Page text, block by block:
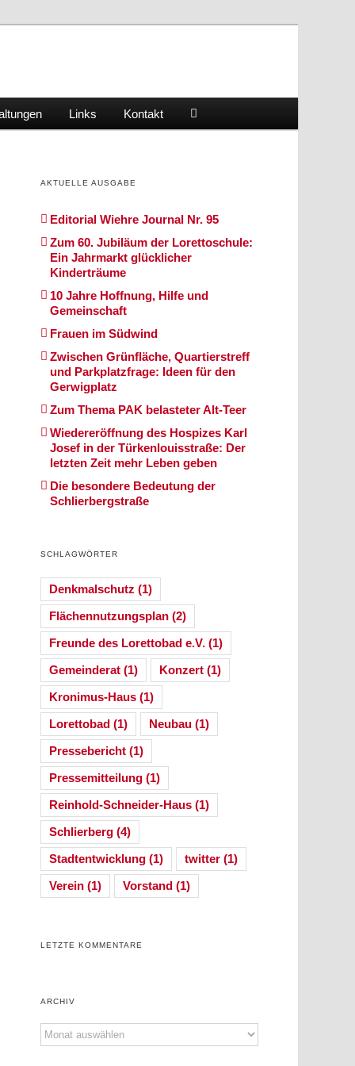
Links Kontakt
AKTUELLE AUSGABE
Editorial Wiehre Journal Nr. 95
Zum 60. Jubiläum der Lorettoschule:
Ein Jahrmarkt glücklicher
Kinderträume
10 Jahre Hoffnung, Hilfe und
Gemeinschaft
Frauen im Südwind
Zwischen Grünfläche, Quartierstreff
und Parkplatzfrage: Ideen für den
Gerwigplatz
Zum Thema PAK belasteter Alt-Teer
Wiedereröffnung des Hospizes Karl
Josef in der Türkenlouisstraße: Der
letzten Zeit mehr Leben geben
Die besondere Bedeutung der
Schlierbergstraße
SCHLAGWÖRTER
Denkmalschutz (1)
Flächennutzungsplan (2)
Freunde des Lorettobad e.V. (1)
Gemeinderat (1) Konzert (1)
Kronimus-Haus (1)
Lorettobad (1) Neubau (1)
Pressebericht (1)
Pressemitteilung (1)
Reinhold-Schneider-Haus (1)
Schlierberg (4)
Stadtentwicklung (1) twitter (1)
Verein (1) Vorstand (1)
LETZTE KOMMENTARE
ARCHIV
Archiv